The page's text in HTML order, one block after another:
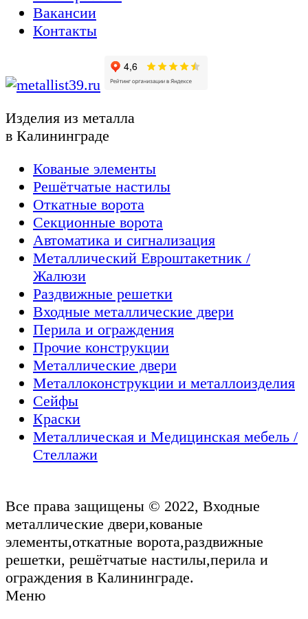
Вакансии
Контакты
Изделия из металла
в Калининграде
Кованые элементы
Решётчатые настилы
Откатные ворота
Секционные ворота
Автоматика и сигнализация
Металлический Евроштакетник /
Жалюзи
Раздвижные решетки
Входные металлические двери
Перила и ограждения
Прочие конструкции
Металлические двери
Металлоконструкции и металлоизделия
Сейфы
Краски
Металлическая и Медицинская мебель /
Стеллажи
Все права защищены © 2022, Входные
металлические двери,кованые
элементы,откатные ворота,раздвижные
решетки, решётчатые настилы,перила и
ограждения в Калининграде.
Меню